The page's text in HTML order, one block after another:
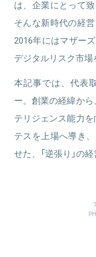
は、企業にとって
そんな新時代の経
2016年にはマザー
デジタルリスク市場
本記事では、代表
ー。創業の経緯か
テリジェンス能力
テスを上場へ導き
せた、「逆張り」の